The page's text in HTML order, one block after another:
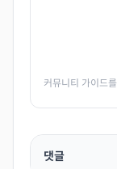
커뮤니티 가이드
댓글